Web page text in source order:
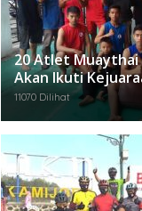
20 Atlet Muaythai
Akan Ikuti
di Jambi
11070 Dilihat